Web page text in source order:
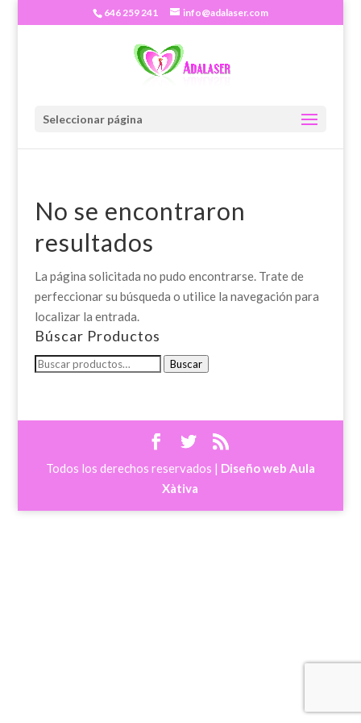
646 259 241 info@adalaser.com
Seleccionar página
No se encontraron
resultados
La página solicitada no pudo encontrarse. Trate de
perfeccionar su búsqueda o utilice la navegación para
localizar la entrada.
Búscar Productos
Buscar
Buscar
Todos los derechos reservados | Diseño web Aula
Xàtiva